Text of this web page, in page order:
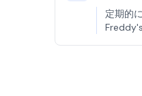
定期的